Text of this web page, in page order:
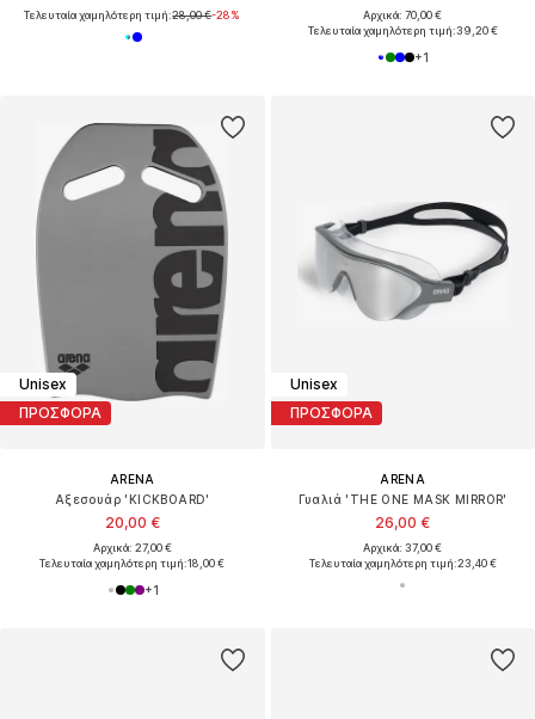
Τελευταία χαμηλότερη τιμή:28,00 €-28%
Αρχικά: 70,00 €
Τελευταία χαμηλότερη τιμή:39,20 €
+1
Unisex
ΠΡΟΣΦΟΡΑ
ARENA
Αξεσουάρ 'KICKBOARD'
20,00 €
Αρχικά: 27,00 €
Τελευταία χαμηλότερη τιμή:18,00 €
+1
Unisex
ΠΡΟΣΦΟΡΑ
ARENA
Γυαλιά 'THE ONE MASK MIRROR'
26,00 €
Αρχικά: 37,00 €
Τελευταία χαμηλότερη τιμή:23,40 €